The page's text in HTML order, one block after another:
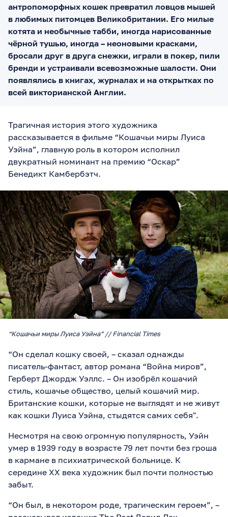
антропоморфных кошек превратил ловцов мышей
в любимых питомцев Великобритании. Его милые
котята и необычные табби, иногда нарисованные
чёрной тушью, иногда – неоновыми красками,
бросали друг в друга снежки, играли в покер, пили
бренди и устраивали всевозможные шалости. Они
появлялись в книгах, журналах и на открытках по
всей викторианской Англии.
Трагичная история этого художника
рассказывается в фильме “Кошачьи миры Луиса
Уэйна”, главную роль в котором исполнил
двукратный номинант на премию “Оскар”
Бенедикт Камбербэтч.
“Кошачьи миры Луиса Уэйна” // Financial Times
“Он сделал кошку своей, – сказал однажды
писатель-фантаст, автор романа “Война миров”,
Герберт Джордж Уэллс. – Он изобрёл кошачий
стиль, кошачье общество, целый кошачий мир.
Британские кошки, которые не выглядят и не живут
как кошки Луиса Уэйна, стыдятся самих себя".
Несмотря на свою огромную популярность, Уэйн
умер в 1939 году в возрасте 79 лет почти без гроша
в кармане в психиатрической больнице. К
середине XX века художник был почти полностью
забыт.
“Он был, в некотором роде, трагическим героем”, –